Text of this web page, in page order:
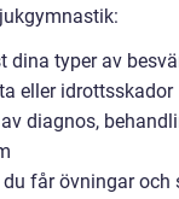
dina typer av
eller idrottsskador
diagnos,
får övningar och